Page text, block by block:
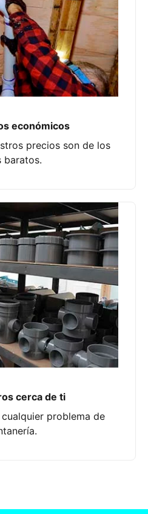
económicos
precios son de los
baratos.
cerca de ti
problema de